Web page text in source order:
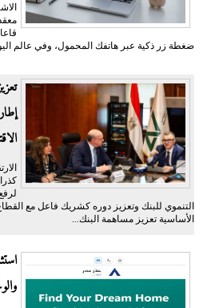
ضغطة زر ذكية عبر هاتفك المحمول، وفي عالم
التنموي للبنك وتعزيز دوره كشريك فاعل مع
الأساسية تعزيز مساهمة البنك...